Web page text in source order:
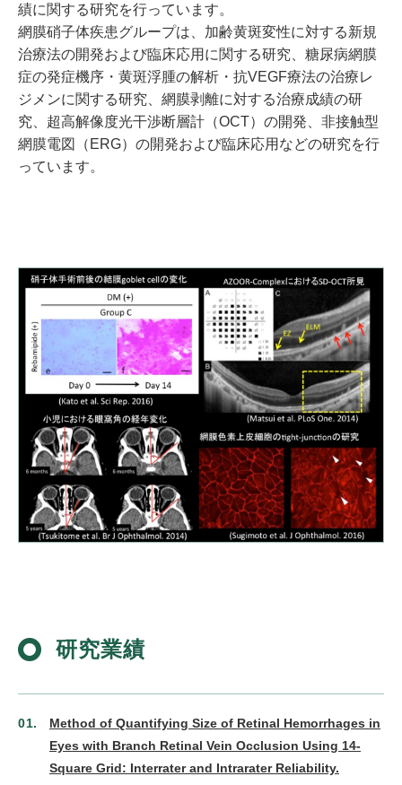
績に関する研究を行っています。
網膜硝子体疾患グループは、加齢黄斑変性に対する新規
治療法の開発および臨床応用に関する研究、糖尿病網膜
症の発症機序・黄斑浮腫の解析・抗VEGF療法の治療レ
ジメンに関する研究、網膜剥離に対する治療成績の研
究、超高解像度光干渉断層計（OCT）の開発、非接触型
網膜電図（ERG）の開発および臨床応用などの研究を行
っています。
研究業績
Method of Quantifying Size of Retinal Hemorrhages in
Eyes with Branch Retinal Vein Occlusion Using 14-
Square Grid: Interrater and Intrarater Reliability.